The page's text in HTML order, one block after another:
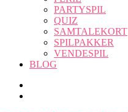
PARTYSPIL
QUIZ
SAMTALEKORT
SPILPAKKER
VENDESPIL
BLOG